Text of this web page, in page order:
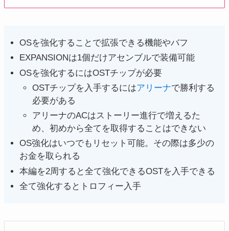
OSを強化することで拡張できる機能やバフ
EXPANSIONは1個だけアセンブルで装備可能
OSを強化するにはOSTチップが必要
OSTチップを入手するにはアリーナで勝利する
必要がある
アリーナのACはストーリー進行で増えるた
め、初めから全てを取得することはできない
OS強化はいつでもリセット可能。その際は多少の
お金を取られる
本編を2周すると全て強化できるOSTを入手できる
全て強化するとトロフィー入手